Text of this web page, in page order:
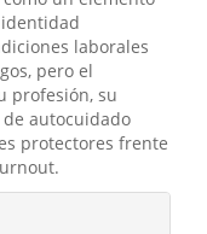
laborales
pero el
profesión, su
autocuidado
protectores frente